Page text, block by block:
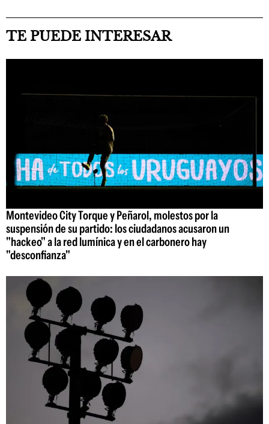
TE PUEDE INTERESAR
Montevideo City Torque y Peñarol, molestos por la
suspensión de su partido: los ciudadanos acusaron un
"hackeo" a la red lumínica y en el carbonero hay
"desconfianza"